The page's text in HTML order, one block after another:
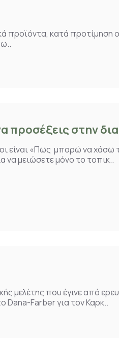
προϊόντα, κατά προτίμηση
προσέξεις στην
είναι «Πως μπορώ να χάσω
να μειώσετε μόνο το τοπικ..
μελέτης που έγινε από
Dana-Farber για τον Καρκ..